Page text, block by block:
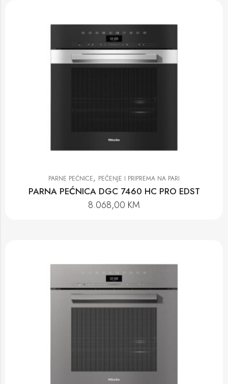
PARNE PEĆNICE, PEČENJE I PRIPREMA NA PARI
PARNA PEĆNICA DGC 7460 HC PRO EDST
8.068,00 KM